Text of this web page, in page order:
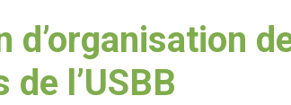
d’organisation
de l’USBB